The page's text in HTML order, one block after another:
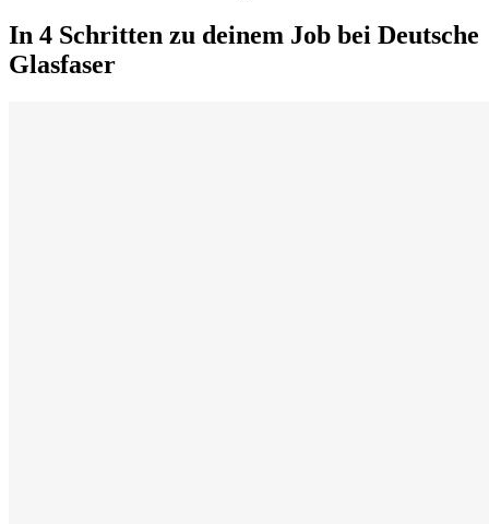
In 4 Schritten zu deinem Job bei Deutsche
Glasfaser